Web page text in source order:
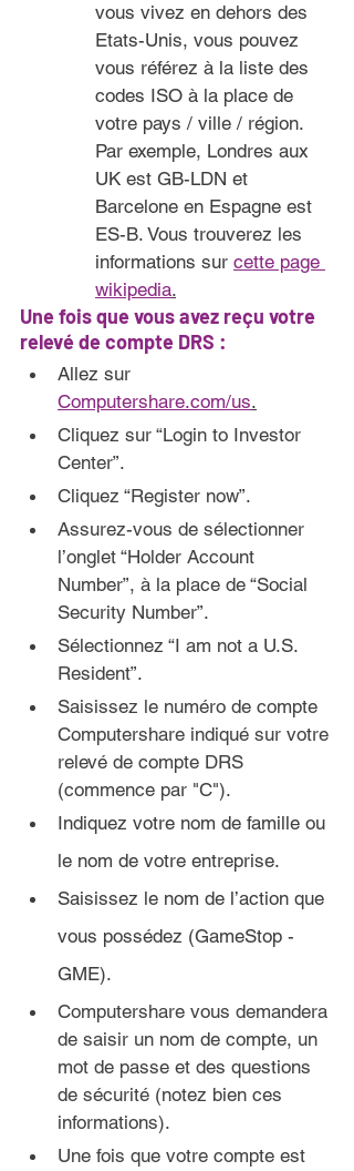
vous vivez en dehors des
Etats-Unis, vous pouvez
vous référez à la liste des
codes ISO à la place de
votre pays / ville / région.
Par exemple, Londres aux
UK est GB-LDN et
Barcelone en Espagne est
ES-B. Vous trouverez les
informations sur cette page
wikipedia.
Une fois que vous avez reçu votre
relevé de compte DRS :
Allez sur
Computershare.com/us.
Cliquez sur “Login to Investor
Center”.
Cliquez “Register now”.
Assurez-vous de sélectionner
l’onglet “Holder Account
Number”, à la place de “Social
Security Number”.
Sélectionnez “I am not a U.S.
Resident”.
Saisissez le numéro de compte
Computershare indiqué sur votre
relevé de compte DRS
(commence par "C").
Indiquez votre nom de famille ou
le nom de votre entreprise.
Saisissez le nom de l’action que
vous possédez (GameStop -
GME).
Computershare vous demandera
de saisir un nom de compte, un
mot de passe et des questions
de sécurité (notez bien ces
informations).
Une fois que votre compte est